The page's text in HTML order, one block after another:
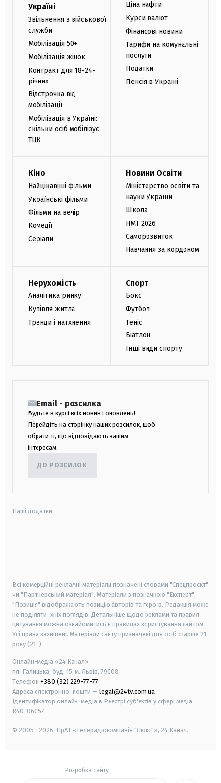
Україні
Звільнення з військової
служби
Мобілізація 50+
Мобілізація жінок
Контракт для 18-24-
річних
Відстрочка від
мобілізації
Мобілізація в Україні:
скільки осіб мобілізує
ТЦК
Ціна нафти
Курси валют
Фінансові новини
Тарифи на комунальні
послуги
Податки
Пенсія в Україні
Кіно
Найцікавіші фільми
Українські фільми
Фільми на вечір
Комедії
Серіали
Новини Освіти
Міністерство освіти та
науки України
Школа
НМТ 2026
Саморозвиток
Навчання за кордоном
Нерухомість
Аналітика ринку
Купівля житла
Тренди і натхнення
Спорт
Бокс
Футбол
Теніс
Біатлон
Інші види спорту
Email - розсилка
Будьте в курсі всіх новин і оновлень!
Перейдіть на сторінку наших розсилок, щоб
обрати ті, що відповідають вашим
інтересам.
ДО РОЗСИЛОК
Наші додатки:
Всі комерційні рекламні матеріали позначені словами "Спецпроєкт"
чи "Партнерський матеріал". Матеріали з позначкою "Експерт",
"Позиція" відображають позицію авторів та героїв. Редакція може
не поділяти їхніх поглядів. Детальніше щодо реклами та правил
цитування можна ознайомитись в правилах користування сайтом.
Усі права захищені. Матеріали сайту призначені для осіб старше 21
року (21+)
Онлайн-медіа «24 Канал»
пл. Галицька, буд. 15, м. Львів, 79008
Телефон +380 (32) 229-77-77
Адреса електронної пошти — legal@24tv.com.ua
Ідентифікатор онлайн-медіа в Реєстрі суб'єктів у сфері медіа —
R40-06057
© 2005—2026, ПрАТ «Телерадіокомпанія "Люкс"», 24 Канал.
Розробка сайту-